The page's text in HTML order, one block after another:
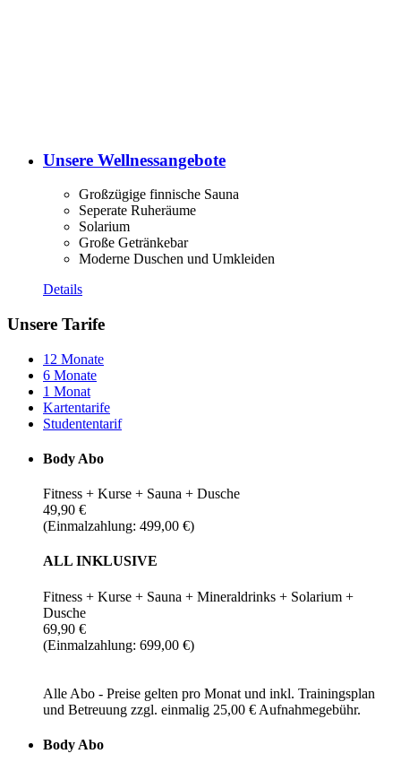
Unsere Wellnessangebote
Großzügige finnische Sauna
Seperate Ruheräume
Solarium
Große Getränkebar
Moderne Duschen und Umkleiden
Details
Unsere Tarife
12 Monate
6 Monate
1 Monat
Kartentarife
Studententarif
Body Abo
Fitness + Kurse + Sauna + Dusche
49,90 €
(Einmalzahlung: 499,00 €)
ALL INKLUSIVE
Fitness + Kurse + Sauna + Mineraldrinks + Solarium +
Dusche
69,90 €
(Einmalzahlung: 699,00 €)
Alle Abo - Preise gelten pro Monat und inkl. Trainingsplan
und Betreuung zzgl. einmalig 25,00 € Aufnahmegebühr.
Body Abo